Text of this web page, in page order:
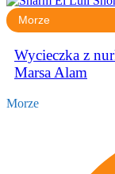
Morze
Wycieczka z
Marsa Alam
Morze